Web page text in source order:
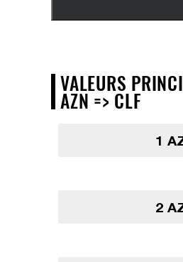
VALEURS
AZN => CLF
1
2